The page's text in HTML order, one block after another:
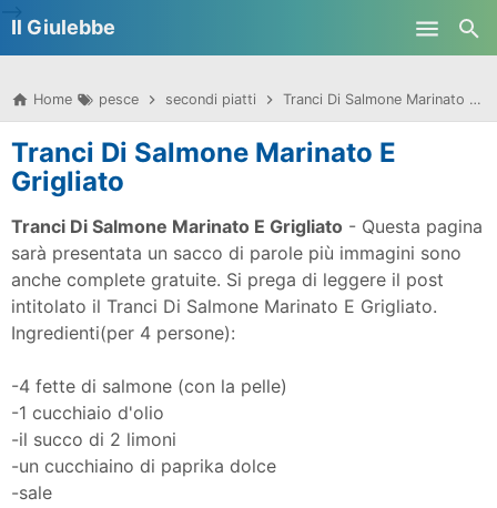
Il Giulebbe
Home pesce secondi piatti Tranci Di Salmone Marinato E Grigliato
Tranci Di Salmone Marinato E
Grigliato
Tranci Di Salmone Marinato E Grigliato - Questa pagina
sarà presentata un sacco di parole più immagini sono
anche complete gratuite. Si prega di leggere il post
intitolato il Tranci Di Salmone Marinato E Grigliato.
Ingredienti(per 4 persone):
-4 fette di salmone (con la pelle)
-1 cucchiaio d'olio
-il succo di 2 limoni
-un cucchiaino di paprika dolce
-sale